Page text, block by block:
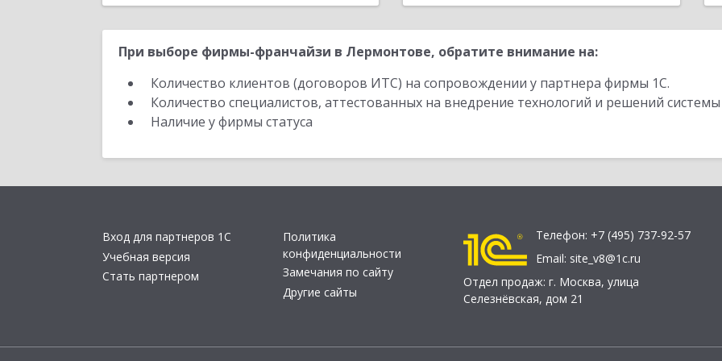
При выборе фирмы-франчайзи в Лермонтове, обратите внимание на:
Количество клиентов (договоров ИТС) на сопровождении у партнера фирмы 1С.
Количество специалистов, аттестованных на внедрение технологий и решений
Наличие у фирмы статуса
Вход для партнеров 1С
Учебная версия
Стать партнером
Политика
конфиденциальности
Замечания по сайту
Другие сайты
Телефон: +7 (495) 737-92-57
Email: site_v8@1c.ru
Отдел продаж: г. Москва, улица
Селезнёвская, дом 21